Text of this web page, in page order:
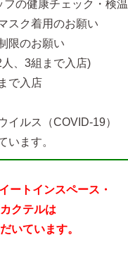
フの健康チェック・検温
スク着用のお願い
限のお願い
、3組まで入店)
で入店
イルス（COVID-19）
います。
ートインスペース・
クテルは
いています。